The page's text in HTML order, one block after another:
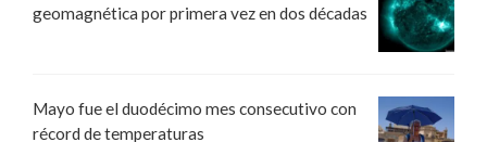
geomagnética por primera vez en dos décadas
Mayo fue el duodécimo mes consecutivo con
récord de temperaturas